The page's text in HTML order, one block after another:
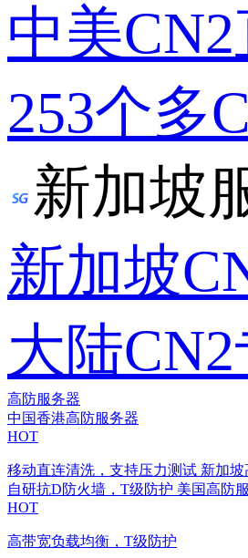
中美
253个多
新加坡
新加坡
大陆
高防服务器
中国香港高防服务器
HOT
移动直连清洗，支持压力测试 新加坡
自研抗D防火墙，T级防护 美国高防
HOT
高带宽负载均衡，T级防护